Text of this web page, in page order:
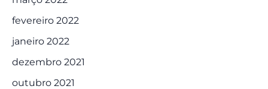
fevereiro 2022
janeiro 2022
dezembro 2021
outubro 2021